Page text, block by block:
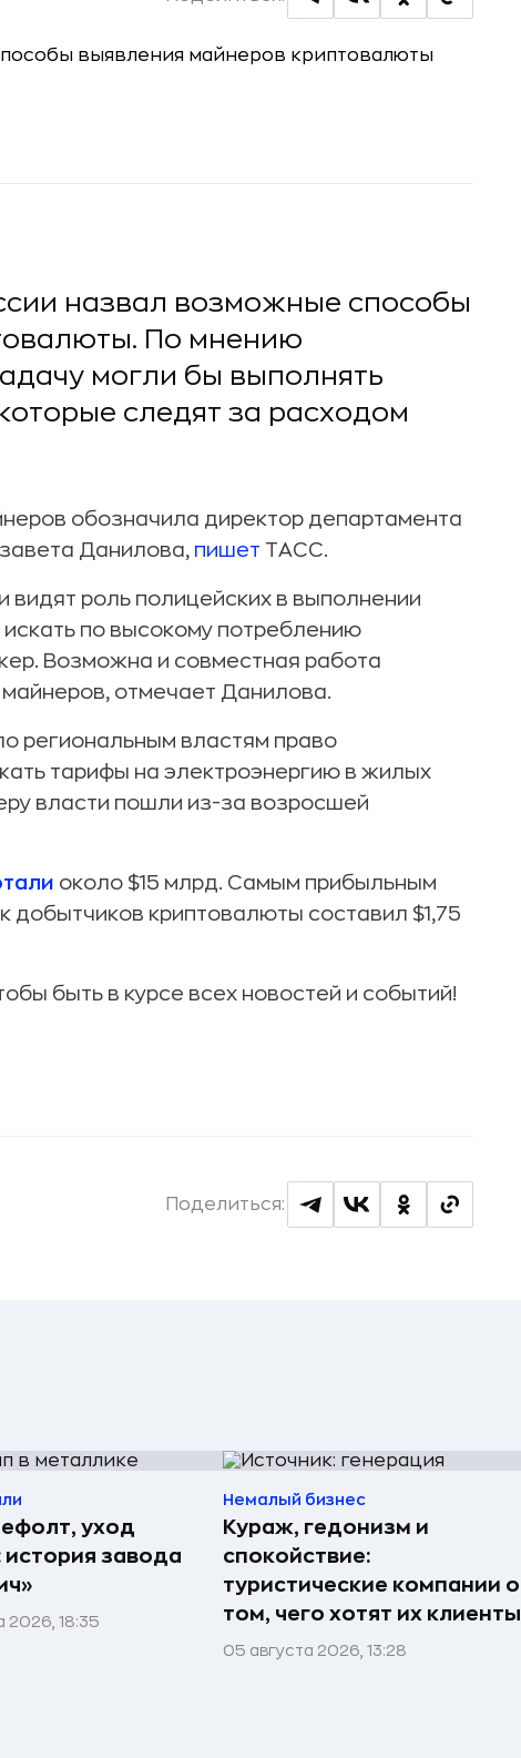
назвал возможные способы
По мнению
могли бы выполнять
следят за расходом
обозначила директор департамента
Данилова, пишет ТАСС.
роль полицейских в выполнении
по высокому потреблению
Возможна и совместная работа
отмечает Данилова.
региональным властям право
тарифы на электроэнергию в жилых
власти пошли из-за возросшей
около $15 млрд. Самым прибыльным
добытчиков криптовалюты составил $1,75
быть в курсе всех новостей и событий!
Поделиться:
уход
история завода
2026, 18:35
Немалый бизнес
Кураж, гедонизм и
спокойствие:
туристические компании о
том, чего хотят их клиенты
05 августа 2026, 13:28